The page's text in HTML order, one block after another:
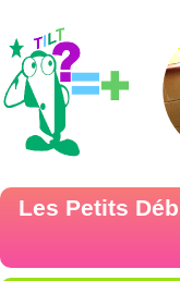
Les Petits